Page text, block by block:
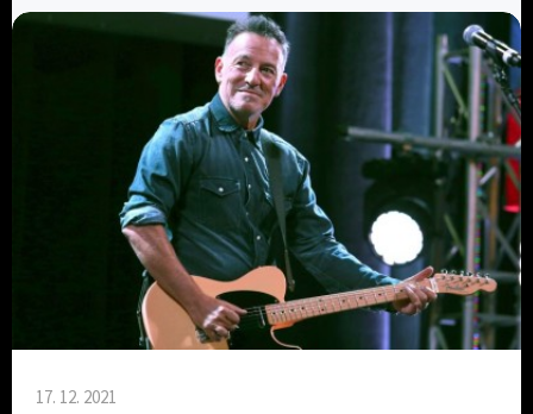
17. 12. 2021